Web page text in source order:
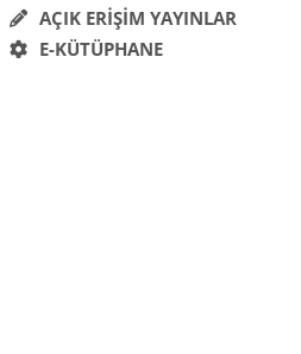
AÇIK ERIŞIM YAYINLAR
E-KÜTÜPHANE